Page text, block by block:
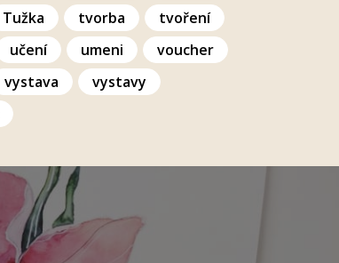
Tužka tvorba
tvoření
učení umeni
voucher
vystava
vystavy